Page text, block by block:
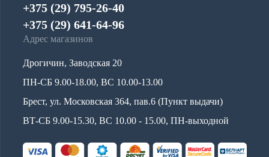
+375 (29) 795-26-40
+375 (29) 641-64-96
Адрес магазинов
Дрогичин, Заводская 20
ПН-СБ 9.00-18.00, ВС 10.00-13.00
Брест, ул. Московская 364, пав.6 (Пункт выдачи)
ВТ-СБ 9.00-15.30, ВС 10.00 - 15.00, ПН-выходной